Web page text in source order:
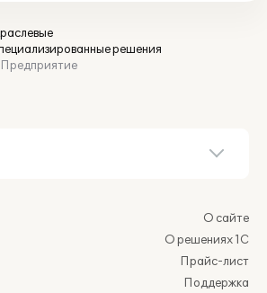
решения
О сайте
О решениях 1С
Прайс-лист
Поддержка